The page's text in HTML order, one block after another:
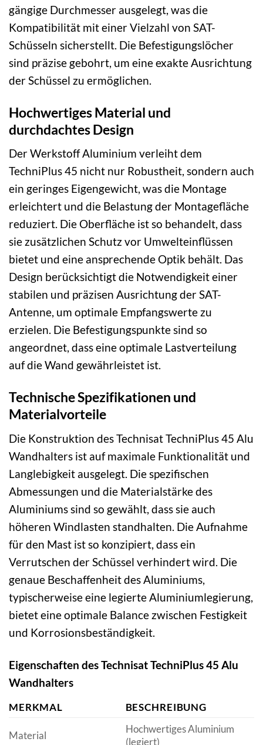
gängige Durchmesser ausgelegt, was die
Kompatibilität mit einer Vielzahl von SAT-
Schüsseln sicherstellt. Die Befestigungslöcher
sind präzise gebohrt, um eine exakte Ausrichtung
der Schüssel zu ermöglichen.
Hochwertiges Material und
durchdachtes Design
Der Werkstoff Aluminium verleiht dem
TechniPlus 45 nicht nur Robustheit, sondern auch
ein geringes Eigengewicht, was die Montage
erleichtert und die Belastung der Montagefläche
reduziert. Die Oberfläche ist so behandelt, dass
sie zusätzlichen Schutz vor Umwelteinflüssen
bietet und eine ansprechende Optik behält. Das
Design berücksichtigt die Notwendigkeit einer
stabilen und präzisen Ausrichtung der SAT-
Antenne, um optimale Empfangswerte zu
erzielen. Die Befestigungspunkte sind so
angeordnet, dass eine optimale Lastverteilung
auf die Wand gewährleistet ist.
Technische Spezifikationen und
Materialvorteile
Die Konstruktion des Technisat TechniPlus 45 Alu
Wandhalters ist auf maximale Funktionalität und
Langlebigkeit ausgelegt. Die spezifischen
Abmessungen und die Materialstärke des
Aluminiums sind so gewählt, dass sie auch
höheren Windlasten standhalten. Die Aufnahme
für den Mast ist so konzipiert, dass ein
Verrutschen der Schüssel verhindert wird. Die
genaue Beschaffenheit des Aluminiums,
typischerweise eine legierte Aluminiumlegierung,
bietet eine optimale Balance zwischen Festigkeit
und Korrosionsbeständigkeit.
Eigenschaften des Technisat TechniPlus 45 Alu
Wandhalters
MERKMAL BESCHREIBUNG
Material
Hochwertiges Aluminium
(legiert)